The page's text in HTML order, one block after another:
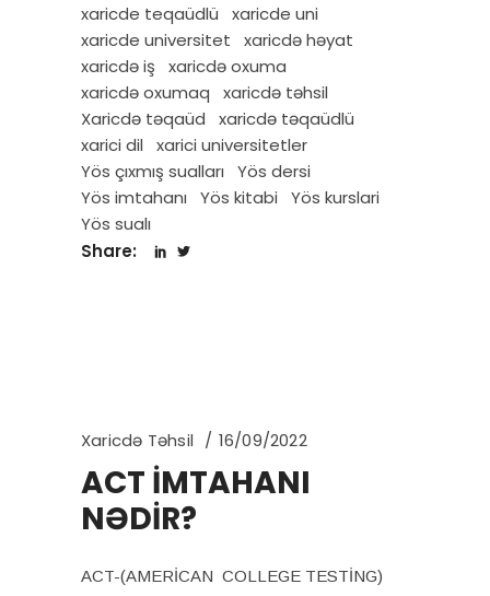
xaricde teqaüdlü
xaricde uni
xaricde universitet
xaricdə həyat
xaricdə iş
xaricdə oxuma
xaricdə oxumaq
xaricdə təhsil
Xaricdə təqaüd
xaricdə təqaüdlü
xarici dil
xarici universitetler
Yös çıxmış sualları
Yös dersi
Yös imtahanı
Yös kitabi
Yös kurslari
Yös sualı
Share:
Xaricdə Təhsil 16/09/2022
ACT İMTAHANI
NƏDİR?
ACT-(AMERİCAN COLLEGE TESTİNG)